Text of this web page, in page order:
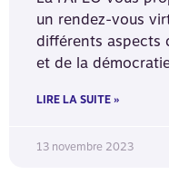
un rendez-vous
différents aspects
et de la
LIRE LA SUITE »
13 novembre 2023